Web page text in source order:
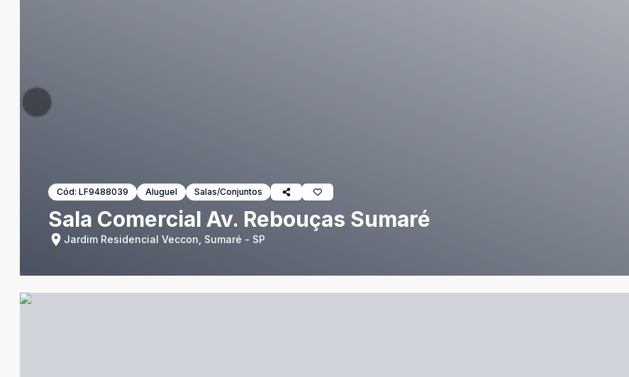
Cód: LF9488039 Aluguel Salas/Conjuntos
Sala Comercial Av. Rebouças Sumaré
Jardim Residencial Veccon, Sumaré - SP